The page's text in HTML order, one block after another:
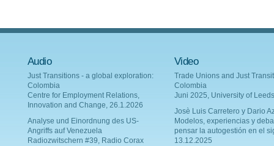
Audio
Just Transitions - a global exploration:
Colombia
Centre for Employment Relations,
Innovation and Change, 26.1.2026
Analyse und Einordnung des US-
Angriffs auf Venezuela
Radiozwitschern #39, Radio Corax
Video
Trade Unions and Just
Colombia
Juni 2025, University of Leeds
Josè Luis Carretero y Dario
Modelos, experiencias y
pensar la autogestión en el
13.12.2025